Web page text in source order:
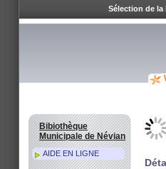
Bibiothèque
Municipale de Névian
AIDE EN LIGNE
Sélection de la